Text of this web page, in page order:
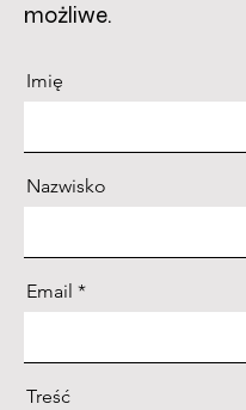
możliwe.
Imię
Nazwisko
Email
Treść